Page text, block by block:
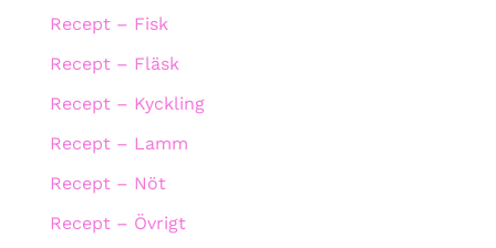
Recept – Fisk
Recept – Fläsk
Recept – Kyckling
Recept – Lamm
Recept – Nöt
Recept – Övrigt